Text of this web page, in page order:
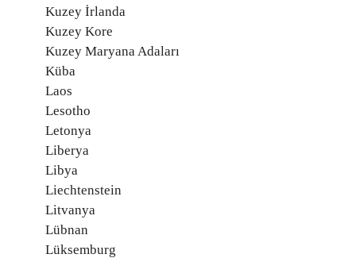
Kuzey İrlanda
Kuzey Kore
Kuzey Maryana Adaları
Küba
Laos
Lesotho
Letonya
Liberya
Libya
Liechtenstein
Litvanya
Lübnan
Lüksemburg